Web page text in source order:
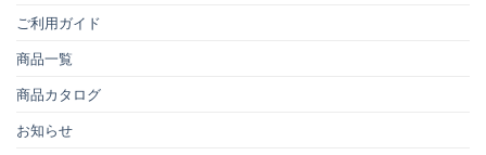
ご利用ガイド
商品一覧
商品カタログ
お知らせ